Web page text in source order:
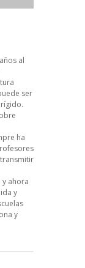
al
ser
ha
y ahora
y
y